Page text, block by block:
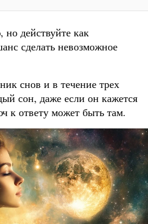
но действуйте как
сделать невозможное
снов и в течение трех
сон, даже если он кажется
ответу может быть там.